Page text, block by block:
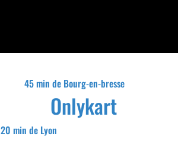
20 min de Lyon
Onlykart
45 min de Bourg-en-bresse